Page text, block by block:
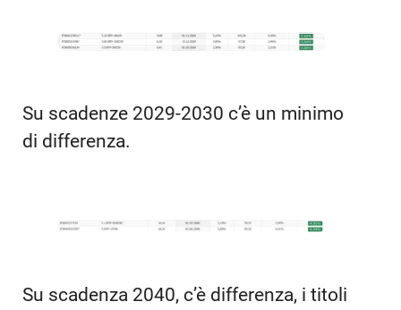
Su scadenze 2029-2030 c’è un minimo
di differenza.
Su scadenza 2040, c’è differenza, i titoli